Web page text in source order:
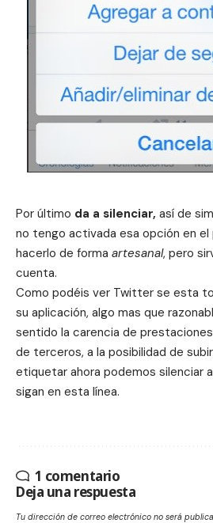
Por último da a silenciar, así de
no tengo activada esa opción en
hacerlo de forma artesanal, pero
cuenta.
Como podéis ver Twitter se esta
su aplicación, algo mas que
sentido la carencia de
de terceros, a la posibilidad de
etiquetar ahora podemos silenciar
sigan en esta línea.
1 comentario
Deja una respuesta
Tu dirección de correo electrónico no será